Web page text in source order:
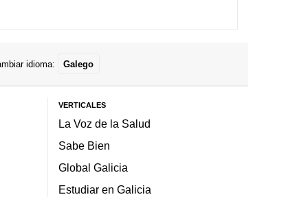
idioma: Galego
VERTICALES
La Voz de la Salud
Sabe Bien
Global Galicia
Estudiar en Galicia